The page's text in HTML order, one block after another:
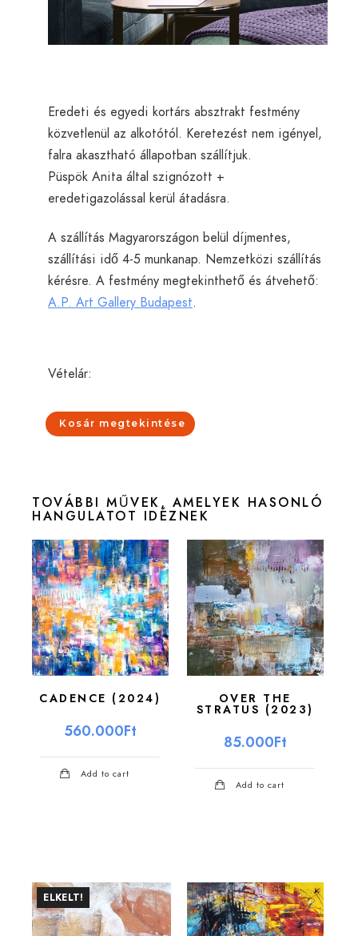
Eredeti és egyedi kortárs absztrakt festmény
közvetlenül az alkotótól. Keretezést nem igényel,
falra akasztható állapotban szállítjuk.
Püspök Anita által szignózott +
eredetigazolással kerül átadásra.
A szállítás Magyarországon belül díjmentes,
szállítási idő 4-5 munkanap. Nemzetközi szállítás
kérésre. A festmény megtekinthető és átvehető:
A.P. Art Gallery Budapest.
Vételár:
Kosár megtekintése
TOVÁBBI MŰVEK, AMELYEK HASONLÓ
HANGULATOT IDÉZNEK
CADENCE (2024)
560.000Ft
Add to cart
OVER THE
STRATUS (2023)
85.000Ft
Add to cart
ELKELT!